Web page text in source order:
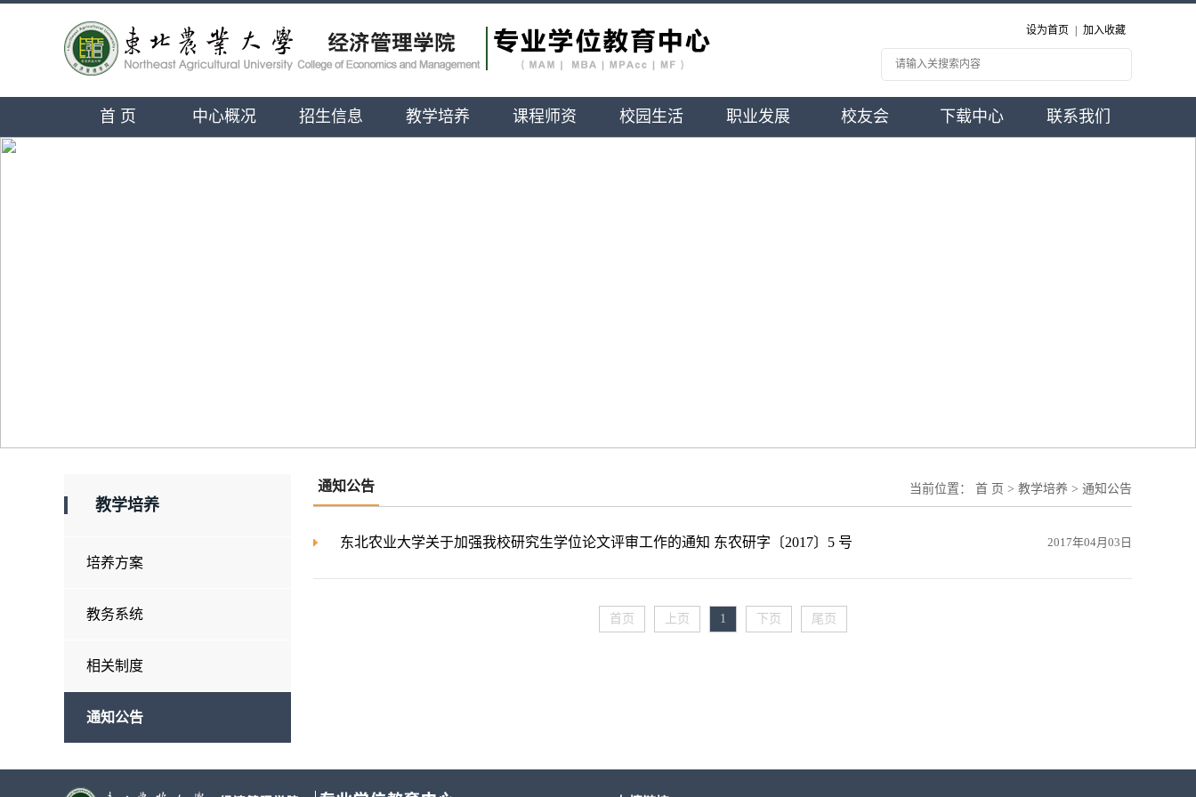
设为首页 加入收藏
首 页 中心概况 招生信息 教学培养 课程师资 校园生活 职业发展 校友会 下载中心 联系我们
教学培养
培养方案
教务系统
相关制度
通知公告
通知公告 当前位置： 首 页 > 教学培养 > 通知公告
东北农业大学关于加强我校研究生学位论文评审工作的通知 东农研字〔2017〕5 号 2017年04月03日
首页 上页 1 下页 尾页